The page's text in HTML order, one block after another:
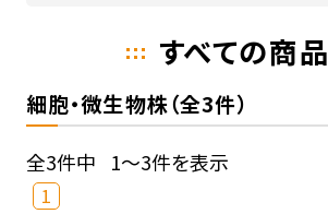
すべての商品
細胞・微生物株（全3件）
全3件中 1～3件を表示
1